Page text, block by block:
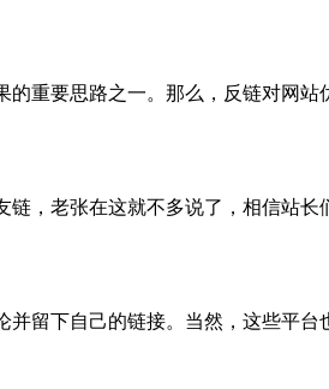
重要思路之一。那么，反链对网
，老张在这就不多说了，相信站
留下自己的链接。当然，这些平